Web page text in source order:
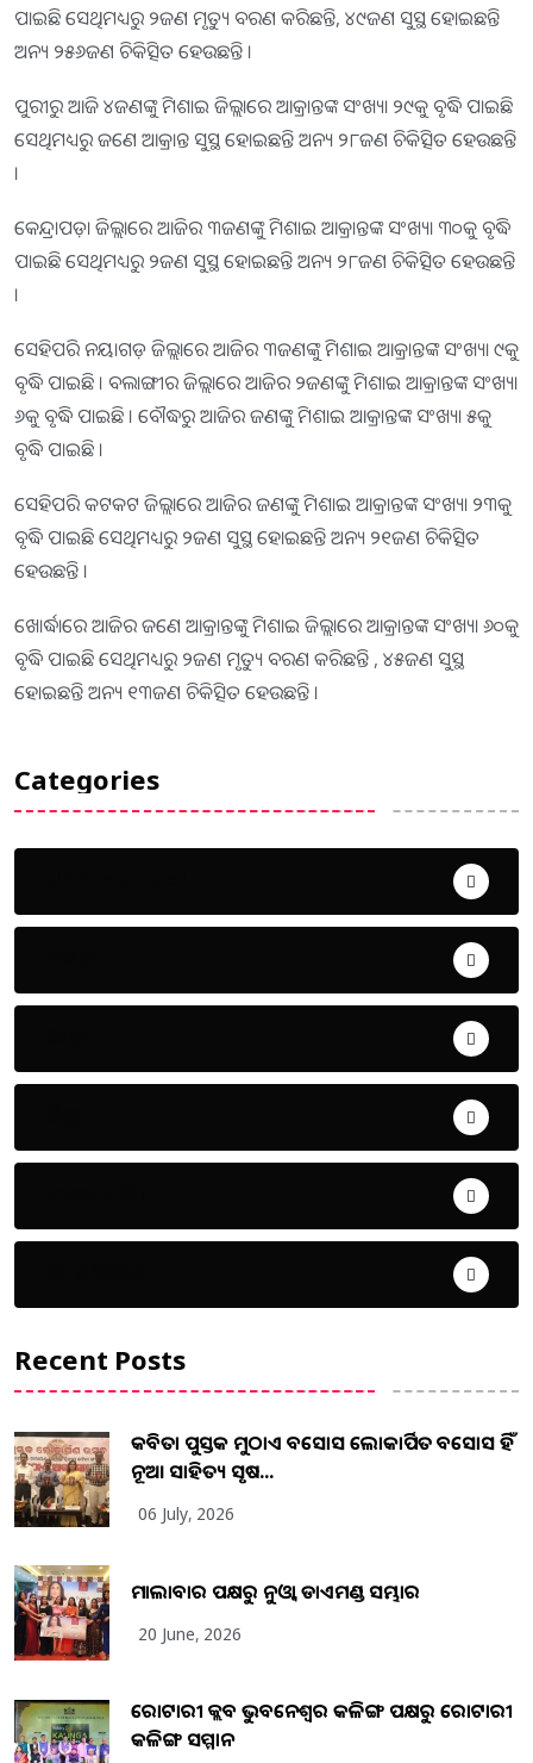
ପାଇଛି ସେଥିମଧ୍ୟରୁ ୨ଜଣ ମୃତ୍ୟୁ ବରଣ କରିଛନ୍ତି, ୪୯ଜଣ ସୁସ୍ଥ ହୋଇଛନ୍ତି
ଅନ୍ୟ ୨୫୬ଜଣ ଚିକିତ୍ସିତ ହେଉଛନ୍ତି ।
ପୁରୀରୁ ଆଜି ୪ଜଣଙ୍କୁ ମିଶାଇ ଜିଲ୍ଲାରେ ଆକ୍ରାନ୍ତଙ୍କ ସଂଖ୍ୟା ୨୯କୁ ବୃଦ୍ଧି ପାଇଛି
ସେଥିମଧ୍ୟରୁ ଜଣେ ଆକ୍ରାନ୍ତ ସୁସ୍ଥ ହୋଇଛନ୍ତି ଅନ୍ୟ ୨୮ଜଣ ଚିକିତ୍ସିତ ହେଉଛନ୍ତି
।
କେନ୍ଦ୍ରାପଡ଼ା ଜିଲ୍ଲାରେ ଆଜିର ୩ଜଣଙ୍କୁ ମିଶାଇ ଆକ୍ରାନ୍ତଙ୍କ ସଂଖ୍ୟା ୩୦କୁ ବୃଦ୍ଧି
ପାଇଛି ସେଥିମଧ୍ୟରୁ ୨ଜଣ ସୁସ୍ଥ ହୋଇଛନ୍ତି ଅନ୍ୟ ୨୮ଜଣ ଚିକିତ୍ସିତ ହେଉଛନ୍ତି
।
ସେହିପରି ନୟାଗଡ଼ ଜିଲ୍ଲାରେ ଆଜିର ୩ଜଣଙ୍କୁ ମିଶାଇ ଆକ୍ରାନ୍ତଙ୍କ ସଂଖ୍ୟା ୯କୁ
ବୃଦ୍ଧି ପାଇଛି । ବଲାଙ୍ଗୀର ଜିଲ୍ଲାରେ ଆଜିର ୨ଜଣଙ୍କୁ ମିଶାଇ ଆକ୍ରାନ୍ତଙ୍କ ସଂଖ୍ୟା
୬କୁ ବୃଦ୍ଧି ପାଇଛି । ବୌଦ୍ଧରୁ ଆଜିର ଜଣଙ୍କୁ ମିଶାଇ ଆକ୍ରାନ୍ତଙ୍କ ସଂଖ୍ୟା ୫କୁ
ବୃଦ୍ଧି ପାଇଛି ।
ସେହିପରି କଟକଟ ଜିଲ୍ଲାରେ ଆଜିର ଜଣଙ୍କୁ ମିଶାଇ ଆକ୍ରାନ୍ତଙ୍କ ସଂଖ୍ୟା ୨୩କୁ
ବୃଦ୍ଧି ପାଇଛି ସେଥିମଧ୍ୟରୁ ୨ଜଣ ସୁସ୍ଥ ହୋଇଛନ୍ତି ଅନ୍ୟ ୨୧ଜଣ ଚିକିତ୍ସିତ
ହେଉଛନ୍ତି ।
ଖୋର୍ଦ୍ଧାରେ ଆଜିର ଜଣେ ଆକ୍ରାନ୍ତଙ୍କୁ ମିଶାଇ ଜିଲ୍ଲାରେ ଆକ୍ରାନ୍ତଙ୍କ ସଂଖ୍ୟା ୬୦କୁ
ବୃଦ୍ଧି ପାଇଛି ସେଥିମଧ୍ୟରୁ ୨ଜଣ ମୃତ୍ୟୁ ବରଣ କରିଛନ୍ତି , ୪୫ଜଣ ସୁସ୍ଥ
ହୋଇଛନ୍ତି ଅନ୍ୟ ୧୩ଜଣ ଚିକିତ୍ସିତ ହେଉଛନ୍ତି ।
Categories
Recent Posts
କବିତା ପୁସ୍ତକ ମୁଠାଏ ଅବସୋସ ଲୋକାର୍ପିତ ଅବସୋସ ହିଁ
ନୂଆ ସାହିତ୍ୟ ସୃଷ...
06 July, 2026
ମାଲାବାର ପକ୍ଷରୁ ନୁଓ୍ବା ଡାଏମଣ୍ଡ ସମ୍ଭାର
20 June, 2026
ରୋଟାରୀ କ୍ଲବ ଭୁବନେଶ୍ୱର କଳିଙ୍ଗ ପକ୍ଷରୁ ରୋଟାରୀ
କଳିଙ୍ଗ ସମ୍ମାନ